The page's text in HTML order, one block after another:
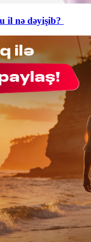
il nə dəyişib?